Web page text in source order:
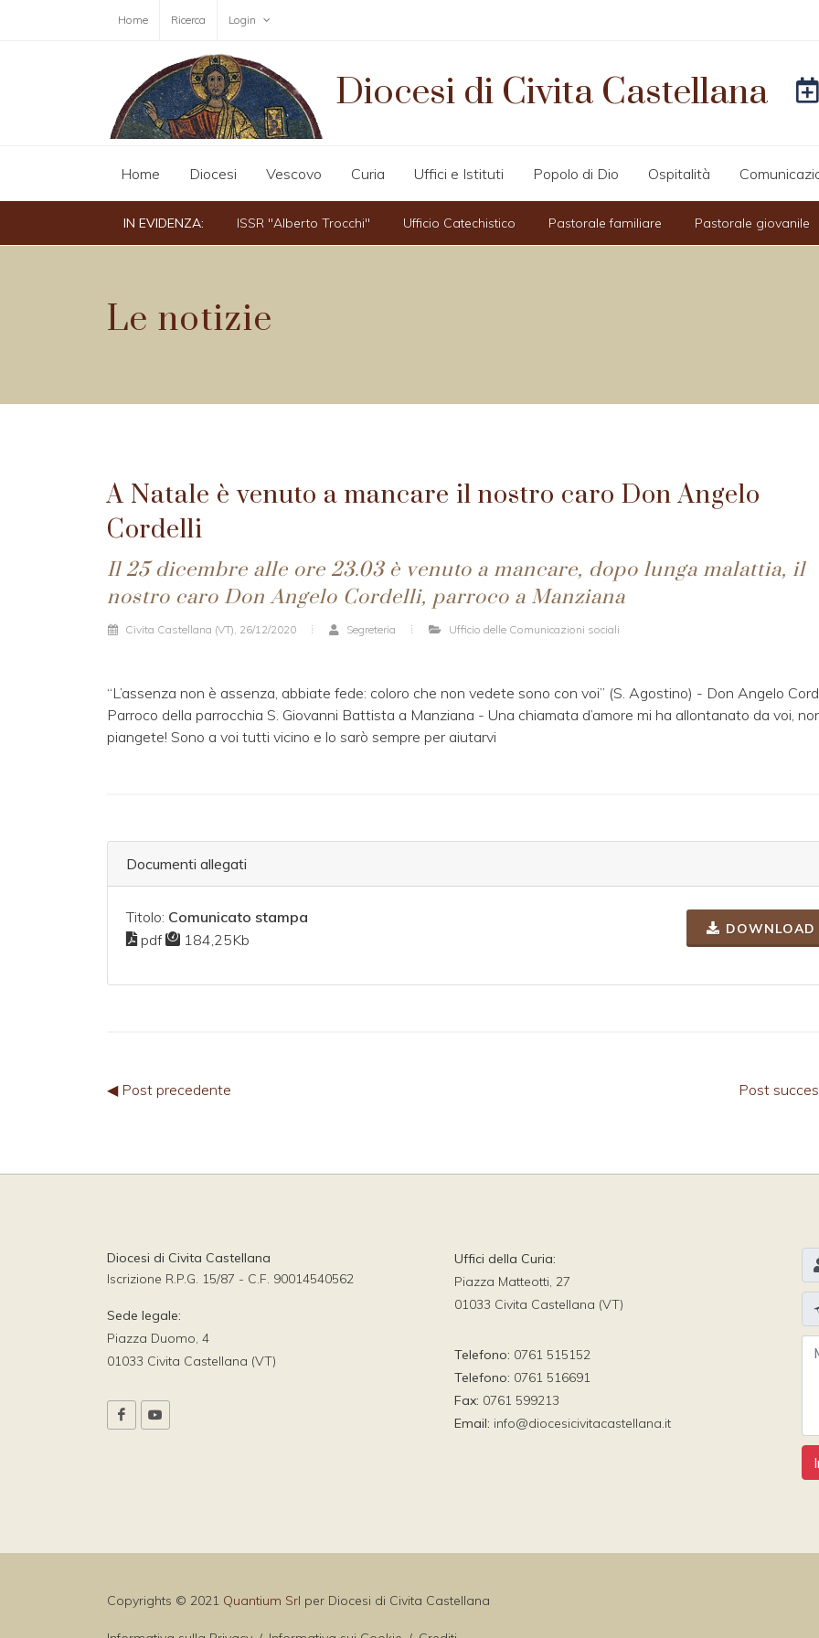
Home Ricerca Login
Diocesi di Civita Castellana
Home Diocesi Vescovo Curia Uffici e Istituti Popolo di Dio Ospitalità
IN EVIDENZA: ISSR "Alberto Trocchi" Ufficio Catechistico Pastorale familiare Pastorale giovanile
Le notizie
A Natale è venuto a mancare il nostro caro Don Angelo
Cordelli
Il 25 dicembre alle ore 23.03 è venuto a mancare, dopo lunga malattia, il
nostro caro Don Angelo Cordelli, parroco a Manziana
Civita Castellana (VT), 26/12/2020 Segreteria Ufficio delle Comunicazioni sociali
“L’assenza non è assenza, abbiate fede: coloro che non vedete sono con voi” (S. Agostino) - Don Angelo
Parroco della parrocchia S. Giovanni Battista a Manziana - Una chiamata d’amore mi ha allontanato da voi,
piangete! Sono a voi tutti vicino e lo sarò sempre per aiutarvi
Documenti allegati
Titolo: Comunicato stampa
pdf
184,25Kb
DOWNLOAD
◀ Post precedente Post
Diocesi di Civita Castellana
Iscrizione R.P.G. 15/87 - C.F. 90014540562
Sede legale:
Piazza Duomo, 4
01033 Civita Castellana (VT)
Uffici della Curia:
Piazza Matteotti, 27
01033 Civita Castellana (VT)
Telefono: 0761 515152
Telefono: 0761 516691
Fax: 0761 599213
Email: info@diocesicivitacastellana.it
Copyrights © 2021 Quantium Srl per Diocesi di Civita Castellana